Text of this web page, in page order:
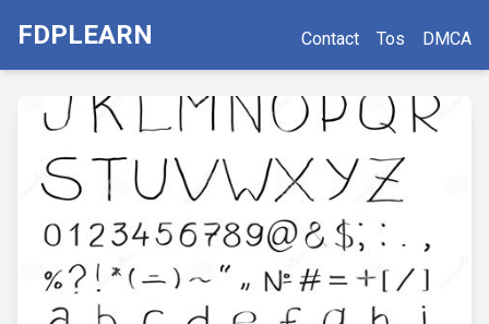
FDPLEARN Contact Tos DMCA